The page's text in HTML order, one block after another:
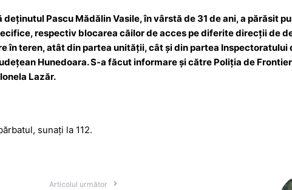
Pascu Mădălin Vasile, în vârstă de 31 de ani, a părăsit
respectiv blocarea căilor de acces pe diferite direcții de
în teren, atât din partea unității, cât și din partea Inspectoratului
Hunedoara. S-a făcut informare și către Poliția de
Lazăr.
sunați la 112.
Articolul următor